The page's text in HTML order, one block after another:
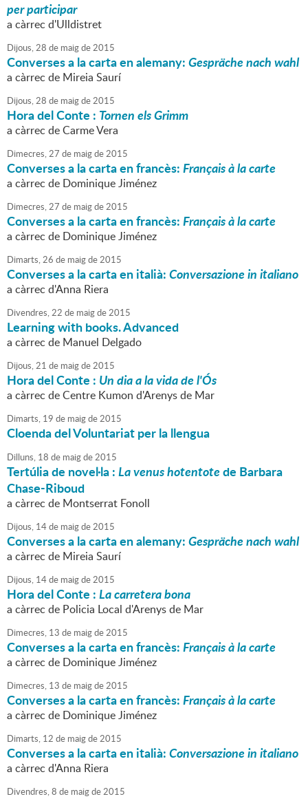
per participar
a càrrec d'Ulldistret
Dijous,28 de maigde2015
Converses a la carta en alemany:Gespräche nach wahl
a càrrec de Mireia Saurí
Dijous,28 de maigde2015
Hora del Conte : Tornen els Grimm
a càrrec de Carme Vera
Dimecres,27 de maigde2015
Converses a la carta en francès:Français à la carte
a càrrec de Dominique Jiménez
Dimecres,27 de maigde2015
Converses a la carta en francès:Français à la carte
a càrrec de Dominique Jiménez
Dimarts,26 de maigde2015
Converses a la carta en italià:Conversazione in italiano
a càrrec d'Anna Riera
Divendres,22 de maigde2015
Learning with books. Advanced
a càrrec de Manuel Delgado
Dijous,21 de maigde2015
Hora del Conte : Un dia a la vida de l'Ós
a càrrec de Centre Kumon d'Arenys de Mar
Dimarts, 19 de maigde2015
Cloenda del Voluntariat per la llengua
Dilluns, 18 de maigde2015
Tertúlia de novel·la :La venus hotentotede Barbara
Chase-Riboud
a càrrec de Montserrat Fonoll
Dijous, 14de maigde2015
Converses a la carta en alemany:Gespräche nach wahl
a càrrec de Mireia Saurí
Dijous, 14de maigde2015
Hora del Conte :La carretera bona
a càrrec de Policia Local d'Arenys de Mar
Dimecres, 13 de maigde2015
Converses a la carta en francès:Français à la carte
a càrrec de Dominique Jiménez
Dimecres, 13 de maigde2015
Converses a la carta en francès:Français à la carte
a càrrec de Dominique Jiménez
Dimarts, 12 de maigde2015
Converses a la carta en italià:Conversazione in italiano
a càrrec d'Anna Riera
Divendres,8 de maigde2015